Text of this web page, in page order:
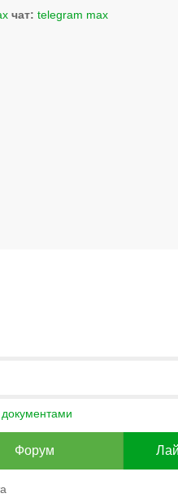
чат: telegram max
документами
Форум